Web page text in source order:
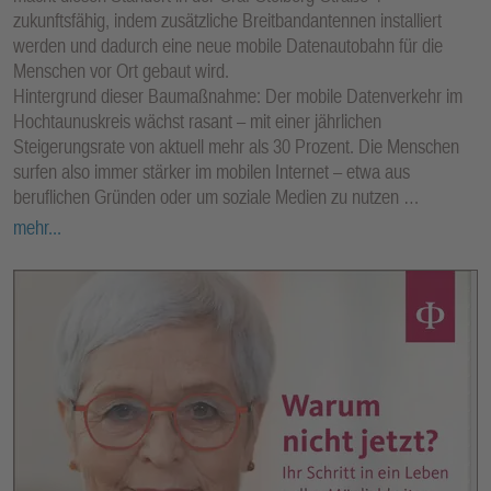
zukunftsfähig, indem zusätzliche Breitbandantennen installiert
werden und dadurch eine neue mobile Datenautobahn für die
Menschen vor Ort gebaut wird.
Hintergrund dieser Baumaßnahme: Der mobile Datenverkehr im
Hochtaunuskreis wächst rasant – mit einer jährlichen
Steigerungsrate von aktuell mehr als 30 Prozent. Die Menschen
surfen also immer stärker im mobilen Internet – etwa aus
beruflichen Gründen oder um soziale Medien zu nutzen …
mehr...